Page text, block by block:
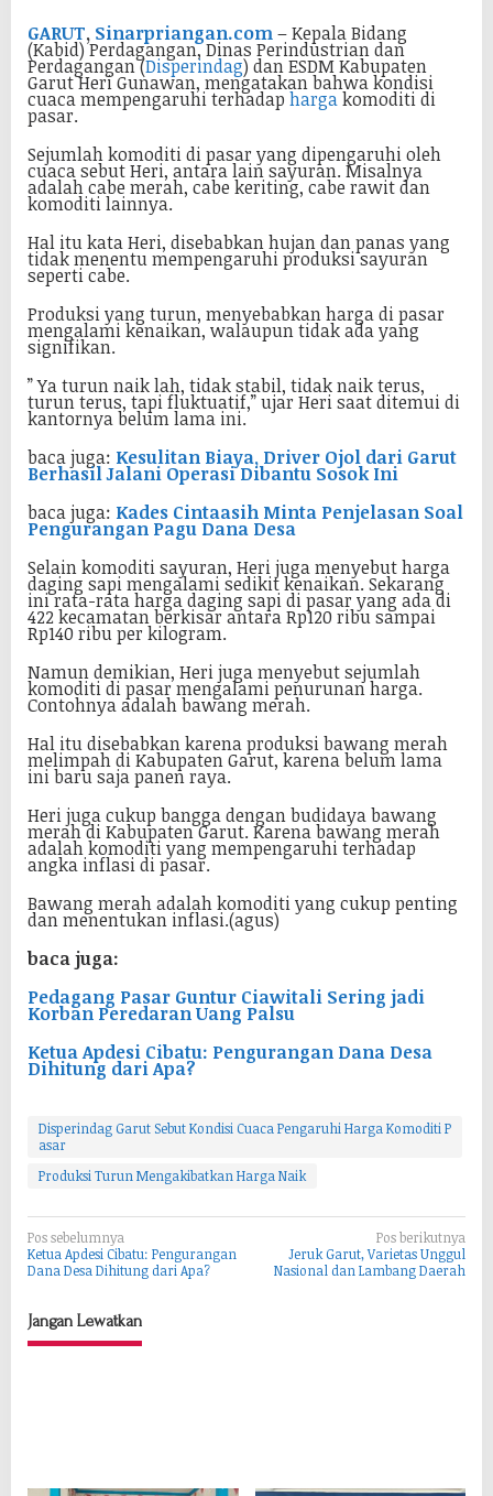
GARUT, Sinarpriangan.com– Kepala Bidang
(Kabid) Perdagangan, Dinas Perindustrian dan
Perdagangan (Disperindag) dan ESDM Kabupaten
Garut Heri Gunawan, mengatakan bahwa kondisi
cuaca mempengaruhi terhadap hargakomoditi di
pasar.
Sejumlah komoditi di pasar yang dipengaruhi oleh
cuaca sebut Heri, antara lain sayuran. Misalnya
adalah cabe merah, cabe keriting, cabe rawit dan
komoditi lainnya.
Hal itu kata Heri, disebabkan hujan dan panas yang
tidak menentu mempengaruhi produksi sayuran
seperti cabe.
Produksi yang turun, menyebabkan harga di pasar
mengalami kenaikan, walaupun tidak ada yang
signifikan.
” Ya turun naik lah, tidak stabil, tidak naik terus,
turun terus, tapi fluktuatif,” ujar Heri saat ditemui di
kantornya belum lama ini.
baca juga: Kesulitan Biaya, Driver Ojol dari Garut
Berhasil Jalani Operasi Dibantu Sosok Ini
baca juga: Kades Cintaasih Minta Penjelasan Soal
Pengurangan Pagu Dana Desa
Selain komoditi sayuran, Heri juga menyebut harga
daging sapi mengalami sedikit kenaikan. Sekarang
ini rata-rata harga daging sapi di pasar yang ada di
422 kecamatan berkisar antara Rp120 ribu sampai
Rp140 ribu per kilogram.
Namun demikian, Heri juga menyebut sejumlah
komoditi di pasar mengalami penurunan harga.
Contohnya adalah bawang merah.
Hal itu disebabkan karena produksi bawang merah
melimpah di Kabupaten Garut, karena belum lama
ini baru saja panen raya.
Heri juga cukup bangga dengan budidaya bawang
merah di Kabupaten Garut. Karena bawang merah
adalah komoditi yang mempengaruhi terhadap
angka inflasi di pasar.
Bawang merah adalah komoditi yang cukup penting
dan menentukan inflasi.(agus)
baca juga:
Pedagang Pasar Guntur Ciawitali Sering jadi
Korban Peredaran Uang Palsu
Ketua Apdesi Cibatu: Pengurangan Dana Desa
Dihitung dari Apa?
Disperindag Garut Sebut Kondisi Cuaca Pengaruhi Harga Komoditi P
asar
Produksi Turun Mengakibatkan Harga Naik
N
a
i
Pos sebelumnya
Ketua Apdesi Cibatu: Pengurangan
Dana Desa Dihitung dari Apa?
Pos berikutnya
Jeruk Garut, Varietas Unggul
Nasional dan Lambang Daerah
Jangan Lewatkan